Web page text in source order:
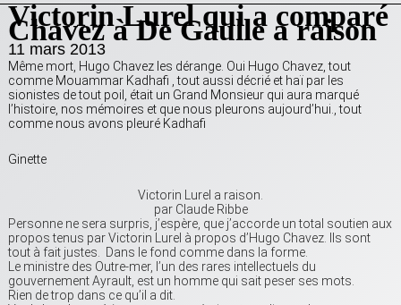
Victorin Lurel qui a comparé
Chavez à De Gaulle a raison
11 mars 2013
Même mort, Hugo Chavez les dérange. Oui Hugo Chavez, tout
comme Mouammar Kadhafi , tout aussi décrié et haï par les
sionistes de tout poil, était un Grand Monsieur qui aura marqué
l’histoire, nos mémoires et que nous pleurons aujourd’hui., tout
comme nous avons pleuré Kadhafi
Ginette
Victorin Lurel a raison.
par Claude Ribbe
Personne ne sera surpris, j’espère, que j’accorde un total soutien aux
propos tenus par Victorin Lurel à propos d’Hugo Chavez. Ils sont
tout à fait justes. Dans le fond comme dans la forme.
Le ministre des Outre-mer, l’un des rares intellectuels du
gouvernement Ayrault, est un homme qui sait peser ses mots.
Rien de trop dans ce qu’il a dit.